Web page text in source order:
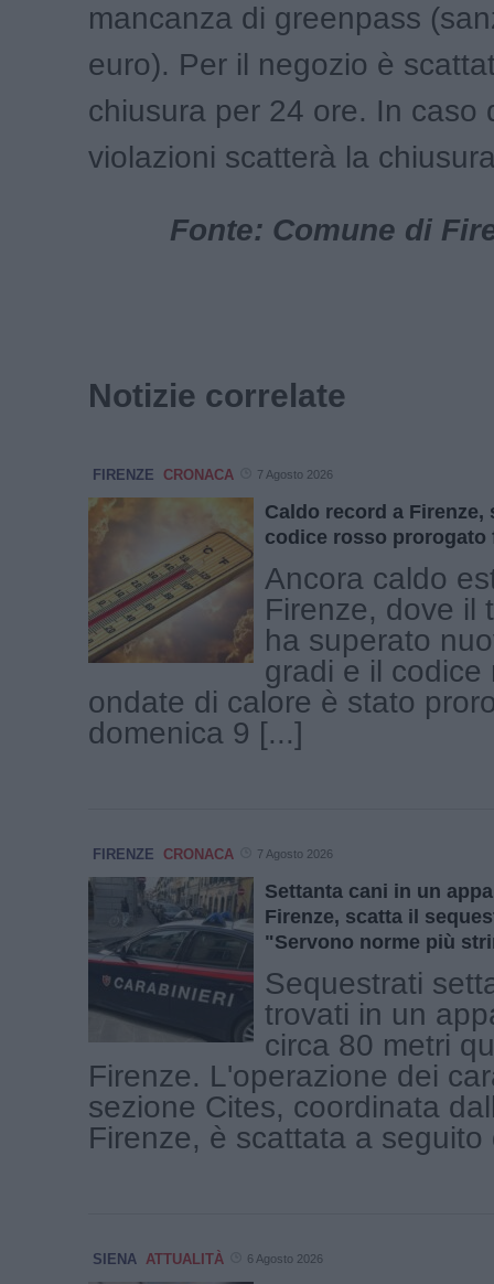
mancanza di greenpass
euro). Per il negozio è
chiusura per 24 ore. In caso
violazioni scatterà la
Fonte: Comune di
Notizie correlate
FIRENZE CRONACA 7 Agosto 2026
Caldo record a
codice rosso prorogato
Ancora caldo
Firenze, dove il
ha superato
gradi e il codice
ondate di calore è stato
domenica 9 [...]
FIRENZE CRONACA 7 Agosto 2026
Settanta cani in un
Firenze, scatta il
"Servono norme più
Sequestrati
trovati in un
circa 80 metri
Firenze. L'operazione dei
sezione Cites, coordinata
Firenze, è scattata a seguito
SIENA ATTUALITÀ 6 Agosto 2026